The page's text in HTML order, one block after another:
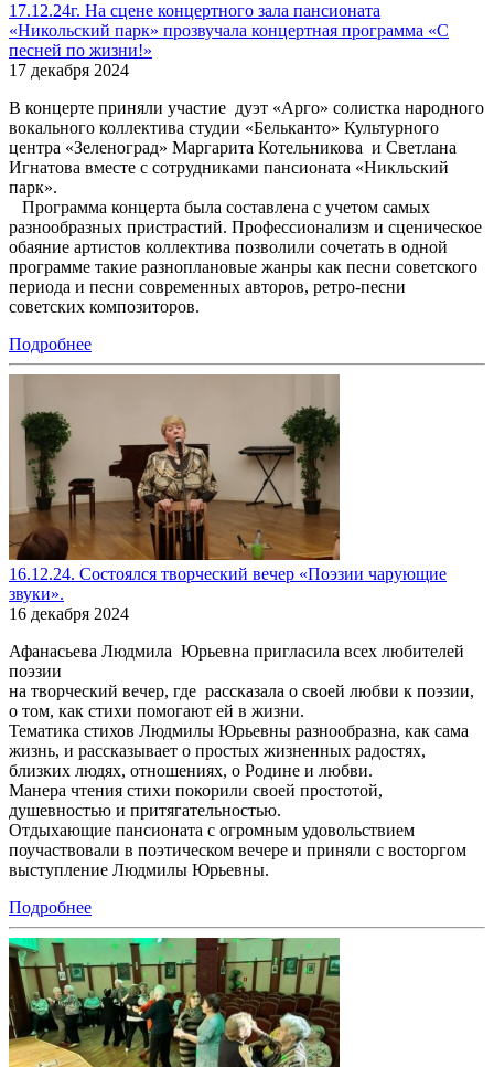
17.12.24г. На сцене концертного зала пансионата
«Никольский парк» прозвучала концертная программа «С
песней по жизни!»
17 декабря 2024
В концерте приняли участие дуэт «Арго» солистка народного
вокального коллектива студии «Бельканто» Культурного
центра «Зеленоград» Маргарита Котельникова и Светлана
Игнатова вместе с сотрудниками пансионата «Никльский
парк».
Программа концерта была составлена с учетом самых
разнообразных пристрастий. Профессионализм и сценическое
обаяние артистов коллектива позволили сочетать в одной
программе такие разноплановые жанры как песни советского
периода и песни современных авторов, ретро-песни
советских композиторов.
Подробнее
16.12.24. Состоялся творческий вечер «Поэзии чарующие
звуки».
16 декабря 2024
Афанасьева Людмила Юрьевна пригласила всех любителей
поэзии
на творческий вечер, где рассказала о своей любви к поэзии,
о том, как стихи помогают ей в жизни.
Тематика стихов Людмилы Юрьевны разнообразна, как сама
жизнь, и рассказывает о простых жизненных радостях,
близких людях, отношениях, о Родине и любви.
Манера чтения стихи покорили своей простотой,
душевностью и притягательностью.
Отдыхающие пансионата с огромным удовольствием
поучаствовали в поэтическом вечере и приняли с восторгом
выступление Людмилы Юрьевны.
Подробнее